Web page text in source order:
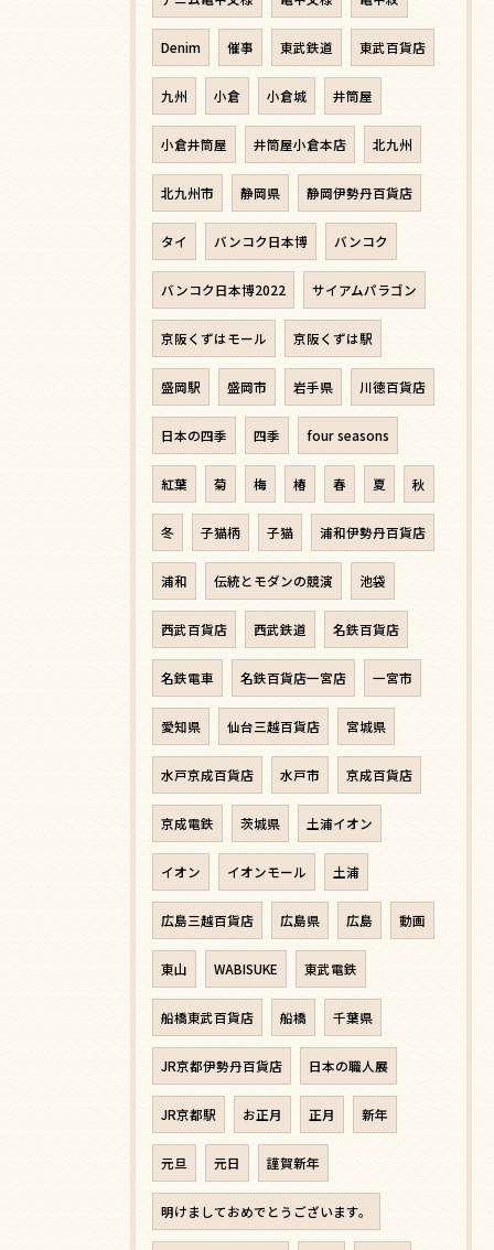
Denim 催事 東武鉄道 東武百貨店
九州 小倉 小倉城 井筒屋
小倉井筒屋 井筒屋小倉本店 北九州
北九州市 静岡県 静岡伊勢丹百貨店
タイ バンコク日本博 バンコク
バンコク日本博2022 サイアムパラゴン
京阪くずはモール 京阪くずは駅
盛岡駅 盛岡市 岩手県 川徳百貨店
日本の四季 四季 four seasons
紅葉 菊 梅 椿 春 夏 秋
冬 子猫柄 子猫 浦和伊勢丹百貨店
浦和 伝統とモダンの競演 池袋
西武百貨店 西武鉄道 名鉄百貨店
名鉄電車 名鉄百貨店一宮店 一宮市
愛知県 仙台三越百貨店 宮城県
水戸京成百貨店 水戸市 京成百貨店
京成電鉄 茨城県 土浦イオン
イオン イオンモール 土浦
広島三越百貨店 広島県 広島 動画
東山 WABISUKE 東武電鉄
船橋東武百貨店 船橋 千葉県
JR京都伊勢丹百貨店 日本の職人展
JR京都駅 お正月 正月 新年
元旦 元日 謹賀新年
明けましておめでとうございます。